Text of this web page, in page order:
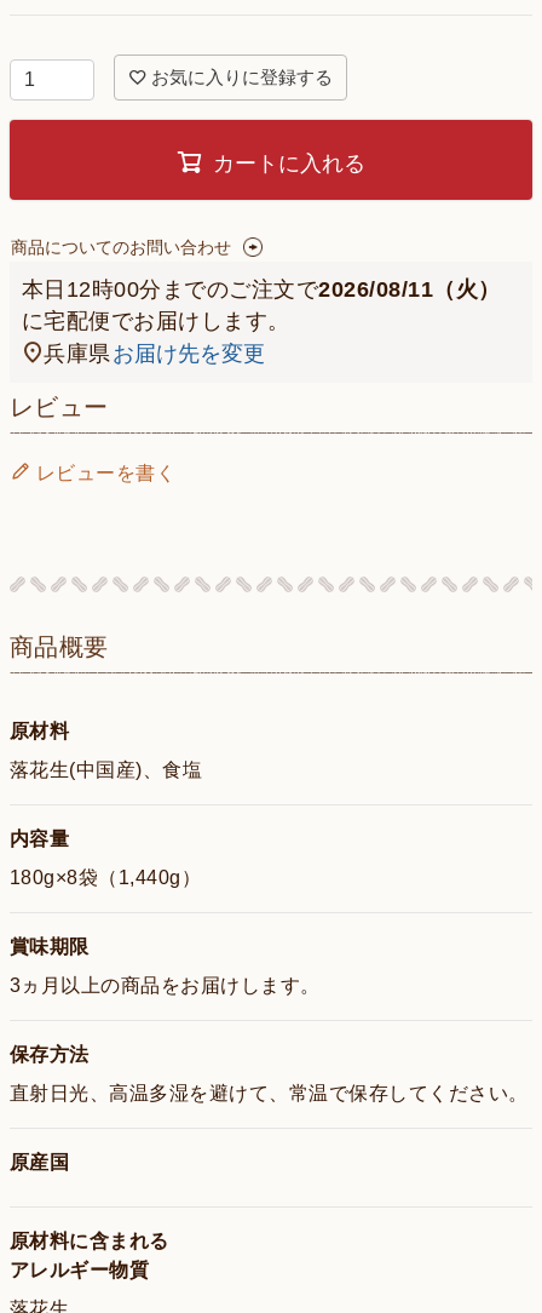
お気に入りに登録する
カートに入れる
商品についてのお問い合わせ
本日 12時00分 までのご注文で2026/08/11（火）
に宅配便でお届けします。
兵庫県 お届け先を変更
レビュー
レビューを書く
商品概要
原材料
落花生(中国産)、食塩
内容量
180g×8袋（1,440g）
賞味期限
3ヵ月以上の商品をお届けします。
保存方法
直射日光、高温多湿を避けて、常温で保存してください。
原産国
原材料に含まれる
アレルギー物質
落花生